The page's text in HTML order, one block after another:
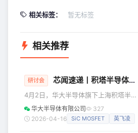
相关标签： 暂无标签
相关推荐
研讨会 芯闻速递丨积塔半导体成功举办2026技术创新研讨会
4月2日，华大半导体旗下上海积塔半导
体有限公司成功举办“共创价值、协同增
长”2026半导体技术创新研讨会。华大半
华大半导体有限公司
327
2026-04-16
SiC MOSFET 英飞凌